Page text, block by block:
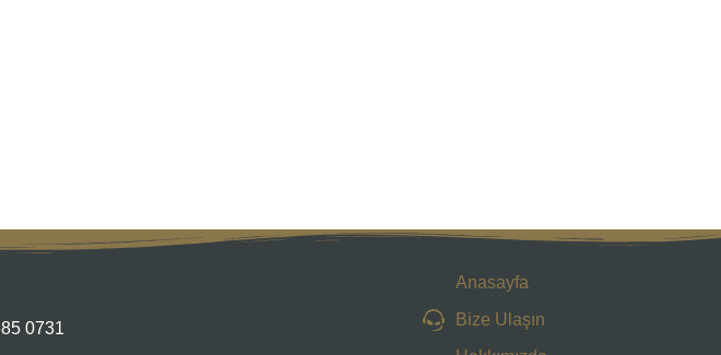
0731
Anasayfa
Bize Ulaşın